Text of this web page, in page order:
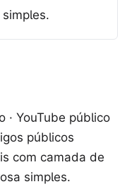
· YouTube público
públicos
com camada de
simples.